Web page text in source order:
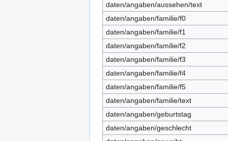
daten/angaben/aussehen/text
daten/angaben/familie/f0
daten/angaben/familie/f1
daten/angaben/familie/f2
daten/angaben/familie/f3
daten/angaben/familie/f4
daten/angaben/familie/f5
daten/angaben/familie/text
daten/angaben/geburtstag
daten/angaben/geschlecht